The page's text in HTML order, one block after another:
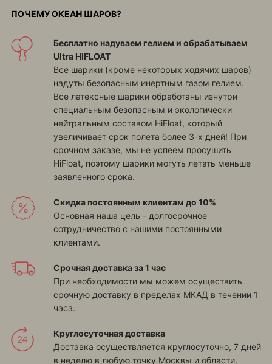
ПОЧЕМУ ОКЕАН ШАРОВ?
Бесплатно надуваем гелием и обрабатываем
Ultra HIFLOAT
Все шарики (кроме некоторых ходячих шаров)
надуты безопасным инертным газом гелием.
Все латексные шарики обработаны изнутри
специальным безопасным и экологически
нейтральным составом HiFloat, который
увеличивает срок полета более 3-х дней! При
срочном заказе, мы не успеем просушить
HiFloat, поэтому шарики могуть летать меньше
заявленного срока.
Скидка постоянным клиентам до 10%
Основная наша цель - долгосрочное
сотрудничество с нашими постоянными
клиентами.
Срочная доставка за 1 час
При необходимости мы можем осуществить
срочную доставку в пределах МКАД в течении 1
часа.
Круглосуточная доставка
Доставка осуществляется круглосуточно, 7 дней
в неделю в любую точку Москвы и области.